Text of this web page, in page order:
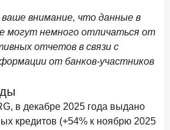
обслуживания
ИССЛЕДОВАНИЕ
июня 2026 года в цифрах
брокерское обслуживание —
выбора брокера
внимание, что данные в
могут немного отличаться от
отчетов в связи с
от банков-участников
в декабре 2025 года выдано
кредитов (+54% к ноябрю 2025